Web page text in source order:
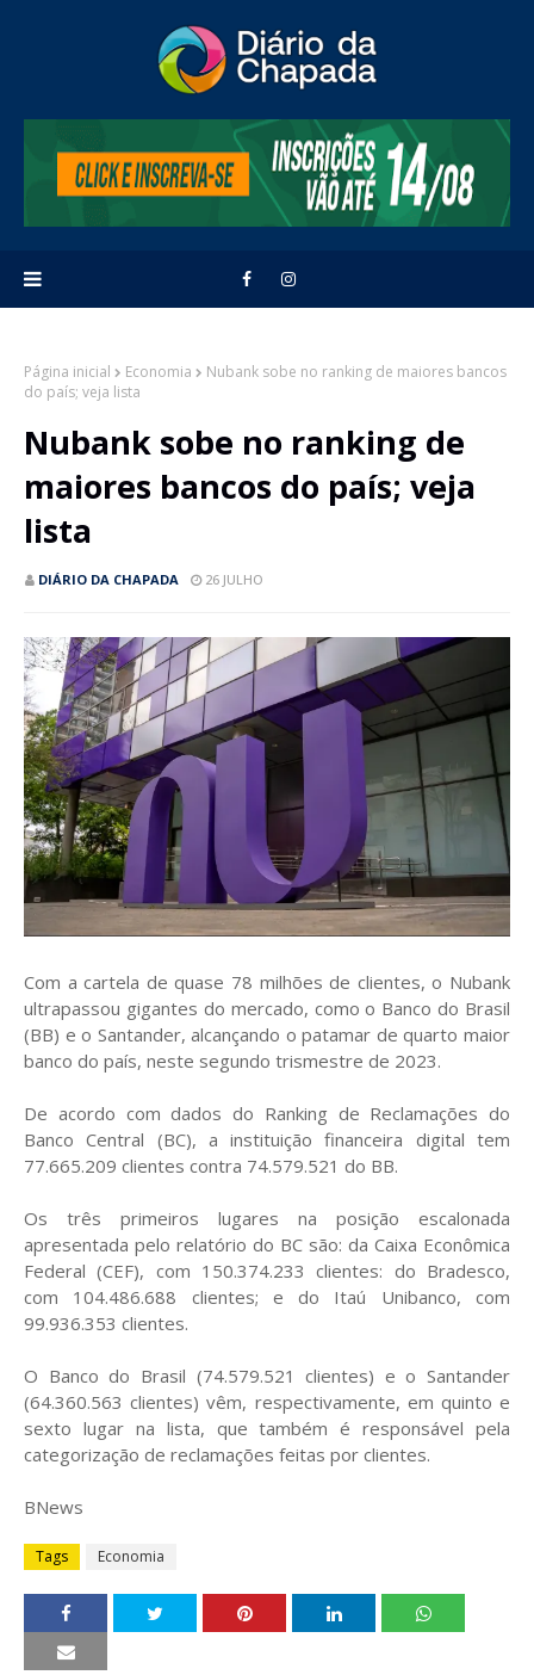
Página inicial Economia
Nubank sobe no ranking de maiores bancos
do país; veja lista
Nubank sobe no ranking de
maiores bancos do país; veja
lista
DIÁRIO DA CHAPADA 26 JULHO
Com a cartela de quase 78 milhões de clientes, o Nubank
ultrapassou gigantes do mercado, como o Banco do Brasil
(BB) e o Santander, alcançando o patamar de quarto maior
banco do país, neste segundo trismestre de 2023.
De acordo com dados do Ranking de Reclamações do
Banco Central (BC), a instituição financeira digital tem
77.665.209 clientes contra 74.579.521 do BB.
Os três primeiros lugares na posição escalonada
apresentada pelo relatório do BC são: da Caixa Econômica
Federal (CEF), com 150.374.233 clientes: do Bradesco,
com 104.486.688 clientes; e do Itaú Unibanco, com
99.936.353 clientes.
O Banco do Brasil (74.579.521 clientes) e o Santander
(64.360.563 clientes) vêm, respectivamente, em quinto e
sexto lugar na lista, que também é responsável pela
categorização de reclamações feitas por clientes.
BNews
Tags Economia